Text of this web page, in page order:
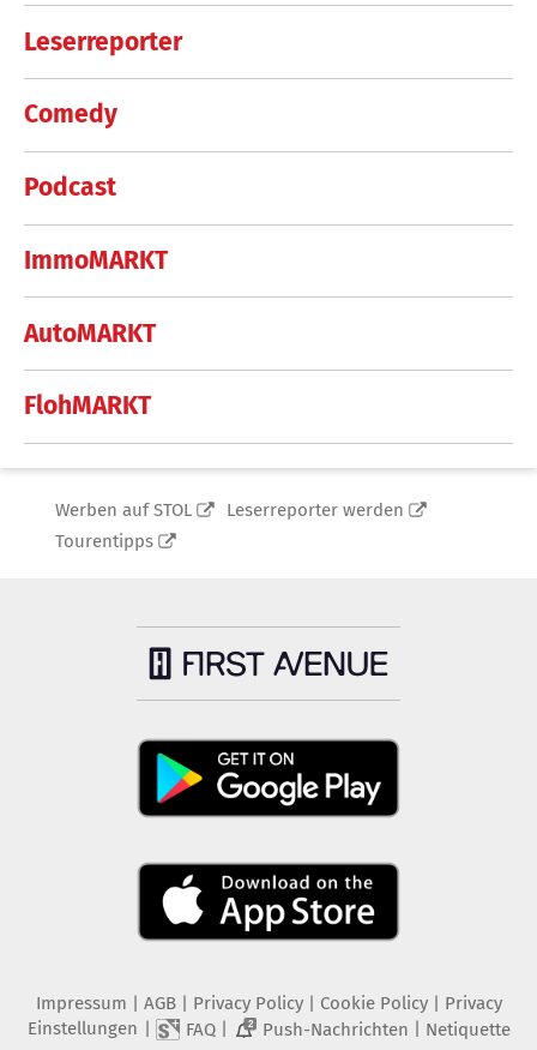
Leserreporter
Comedy
Podcast
ImmoMARKT
AutoMARKT
FlohMARKT
Werben auf STOL
Leserreporter werden
Tourentipps
Impressum | AGB | Privacy Policy| Cookie Policy| Privacy
Einstellungen | FAQ| 2 Push-Nachrichten | Netiquette